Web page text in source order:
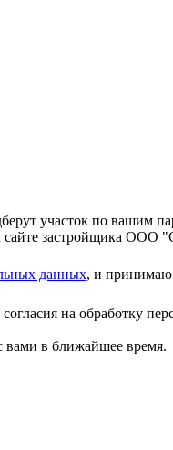
участок по вашим
сайте застройщика ООО
данных, и
на обработку
вами в ближайшее время.